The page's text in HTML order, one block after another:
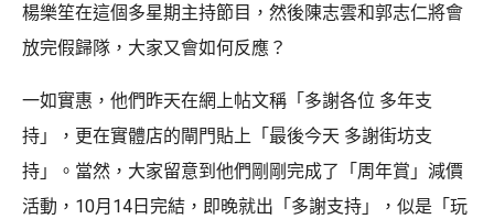
楊樂笙在這個多星期主持節目，然後陳志雲和郭志仁將會
放完假歸隊，大家又會如何反應？
一如實惠，他們昨天在網上帖文稱「多謝各位 多年支
持」，更在實體店的閘門貼上「最後今天 多謝街坊支
持」。當然，大家留意到他們剛剛完成了「周年賞」減價
活動，10月14日完結，即晚就出「多謝支持」，似是「玩